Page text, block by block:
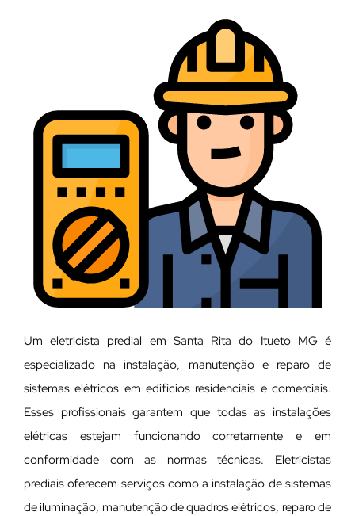
Um eletricista predial em Santa Rita do Itueto MG é
especializado na instalação, manutenção e reparo de
sistemas elétricos em edifícios residenciais e comerciais.
Esses profissionais garantem que todas as instalações
elétricas estejam funcionando corretamente e em
conformidade com as normas técnicas. Eletricistas
prediais oferecem serviços como a instalação de sistemas
de iluminação, manutenção de quadros elétricos, reparo de